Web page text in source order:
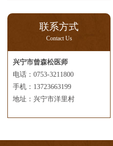
联系方式
Contact Us
兴宁市曾森松医师
电话：0753-3211800
手机：13723663199
地址：兴宁市洋里村